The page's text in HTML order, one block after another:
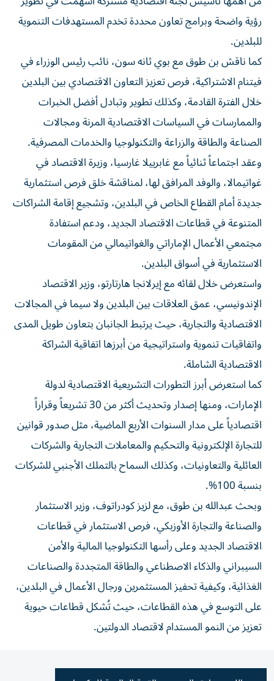
رؤية واضحة وبرامج تعاون محددة تخدم المستهدفات التنموية
للبلدين.
كما ناقش بن طوق مع بوي ثانه سون، نائب رئيس الوزراء في
فيتنام الاشتراكية، فرص تعزيز التعاون الاقتصادي بين البلدين
خلال الفترة القادمة، وكذلك تطوير وتبادل أفضل الخبرات
والممارسات في السياسات الاقتصادية المرنة ومجالات
الصناعة والطاقة والزراعة والتكنولوجيا والخدمات المصرفية.
وعقد اجتماعاً ثنائياً مع غابرييلا غارسيا، وزيرة الاقتصاد في
غواتيمالا، والوفد المرافق لها، لمناقشة خلق فرص استثمارية
جديدة أمام القطاع الخاص في البلدين، وتشجيع إقامة الشراكات
المتنوعة في قطاعات الاقتصاد الجديد، ودعم استفادة
مجتمعي الأعمال الإماراتي والغواتيمالي من المقومات
الاستثمارية في أسواق البلدين.
واستعرض خلال لقائه مع إيرلانجا هارتارتو، وزير الاقتصاد
الإندونيسي، عمق العلاقات بين البلدين ولا سيما في المجالات
الاقتصادية والتجارية، حيث يرتبط الجانبان بتعاون طويل المدى
واتفاقيات تنموية واستراتيجية من أبرزها اتفاقية الشراكة
الاقتصادية الشاملة.
كما استعرض أبرز التطورات التشريعية الاقتصادية لدولة
الإمارات، ومنها إصدار وتحديث أكثر من 30 تشريعاً وقراراً
اقتصادياً على مدار السنوات الأربع الماضية، مثل صدور قوانين
للتجارة الإلكترونية والتحكيم والمعاملات التجارية والشركات
العائلية والتعاونيات، وكذلك السماح بالتملك الأجنبي للشركات
بنسبة 100%.
وبحث عبدالله بن طوق، مع لزيز كودراتوف، وزير الاستثمار
والصناعة والتجارة الأوزبكي، فرص الاستثمار في قطاعات
الاقتصاد الجديد وعلى رأسها التكنولوجيا المالية والأمن
السيبراني والذكاء الاصطناعي والطاقة المتجددة والصناعات
الغذائية، وكيفية تحفيز المستثمرين ورجال الأعمال في البلدين،
على التوسع في هذه القطاعات، حيث تُشكل قطاعات حيوية
تعزيز من النمو المستدام لاقتصاد الدولتين.